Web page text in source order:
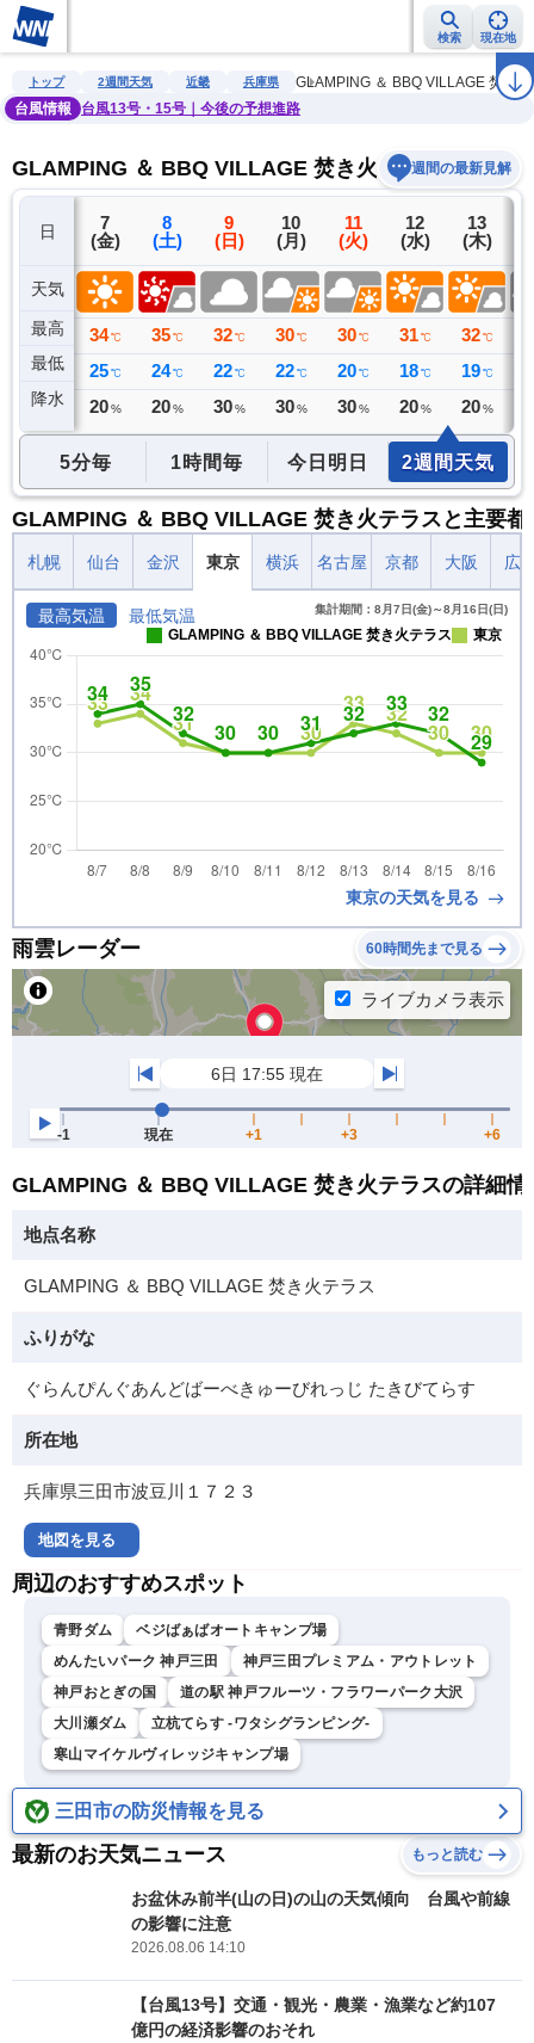
検索 現在地
雨雲レーダー 台風情報 地震情報 警報・注意報 2週間天気 ラ
トップ 2週間天気 近畿 兵庫県
GLAMPING ＆ BBQ VILLAGE 焚き
台風情報
台風13号・15号｜今後の予想進路
GLAMPING ＆ BBQ VILLAGE 焚き火テラスの2週間
週間の最新見解
日
天気
最高
最低
降水
6
(木)
32 ℃
26 ℃
0 ミリ
7
(金)
34 ℃
25 ℃
20 %
8
(土)
35 ℃
24 ℃
20 %
9
(日)
32 ℃
22 ℃
30 %
10
(月)
30 ℃
22 ℃
30 %
11
(火)
30 ℃
20 ℃
30 %
12
(水)
31 ℃
18 ℃
20 %
13
(木)
32 ℃
19 ℃
20 %
5分毎 1時間毎 今日明日 2週間天気
GLAMPING ＆ BBQ VILLAGE 焚き火テラスと主要都
札幌 仙台 金沢 東京 横浜 名古屋 京都 大阪 広
最高気温 最低気温 集計期間：8月7日(金)～8月16日(日)
GLAMPING ＆ BBQ VILLAGE 焚き火テラス 東京
東京の天気を見る
雨雲レーダー 60時間先まで見る
GLAMPING ＆ BBQ VILLAGE 焚き火テラスの詳細情
地点名称
GLAMPING ＆ BBQ VILLAGE 焚き火テラス
ふりがな
ぐらんぴんぐあんどばーべきゅーびれっじ たきびてらす
所在地
兵庫県三田市波豆川１７２３
地図を見る
周辺のおすすめスポット
青野ダム
ベジばぁばオートキャンプ場
めんたいパーク 神戸三田
神戸三田プレミアム・アウトレット
神戸おとぎの国
道の駅 神戸フルーツ・フラワーパーク大沢
大川瀬ダム
立杭てらす -ワタシグランピング-
寒山マイケルヴィレッジキャンプ場
三田市の防災情報を見る
最新のお天気ニュース もっと読む
お盆休み前半(山の日)の山の天気傾向 台風や前線
の影響に注意
2026.08.06 14:10
【台風13号】交通・観光・農業・漁業など約107
億円の経済影響のおそれ